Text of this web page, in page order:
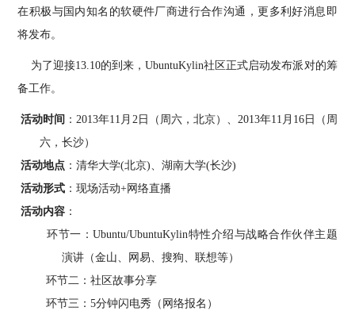
在积极与国内知名的软硬件厂商进行合作沟通， 更多利好消息即
将发布。
为了迎接13.10的到来，UbuntuKylin社区正式启动发布派对的筹
备工作。
活动时间 ：2013年11 月 2日 （ 周六， 北京） 、2013年11 月 16日 （ 周
六 ，长沙）
活动地点 ：清华大学(北京)、湖南大学(长沙)
活动形式 ：现场活动+网络直播
活动内容 ：
环节一：Ubuntu/UbuntuKylin特性介绍与战略合作伙伴主题
演讲 （金山、 网易、搜狗、联想等）
环节二：社区故事分享
环节三：5分钟闪电秀（网络报名）